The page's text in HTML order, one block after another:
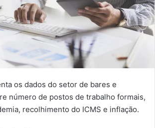
os dados do setor de bares e
número de postos de trabalho formais,
recolhimento do ICMS e inflação.